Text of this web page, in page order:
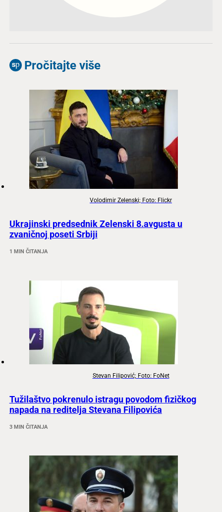
Pročitajte više
Volodimir Zelenski; Foto: Flickr
Ukrajinski predsednik Zelenski 8.avgusta u
zvaničnoj poseti Srbiji
1 MIN ČITANJA
Stevan Filipović; Foto: FoNet
Tužilaštvo pokrenulo istragu povodom fizičkog
napada na reditelja Stevana Filipovića
3 MIN ČITANJA